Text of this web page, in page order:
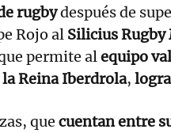
rugbydespués de
Rojo al Silicius Rugby
permite alequipo
la Reina Iberdrola,
que cuentan entre